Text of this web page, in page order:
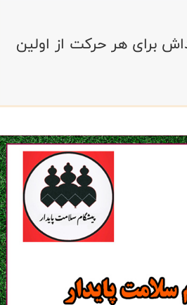
به اضافه 5 ثانیه پاداش برای هر حرکت از اولین